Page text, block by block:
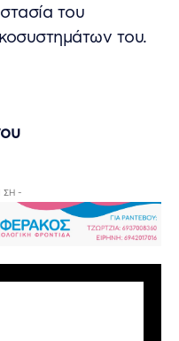
του
του.
ΣΗ -